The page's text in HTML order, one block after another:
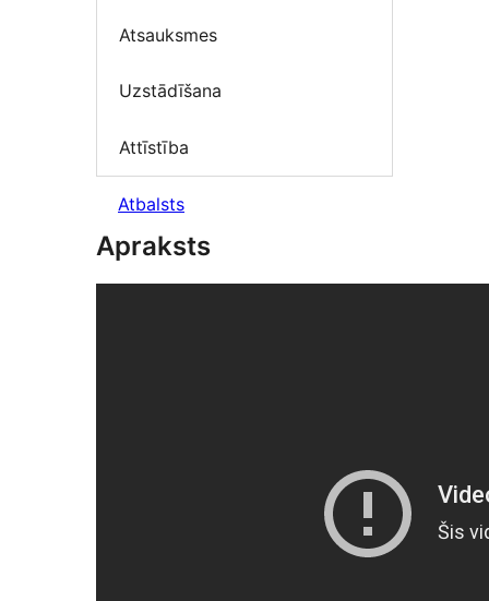
Atsauksmes
Uzstādīšana
Attīstība
Atbalsts
Apraksts